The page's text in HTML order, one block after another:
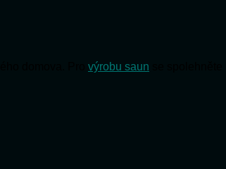
výrobu saun